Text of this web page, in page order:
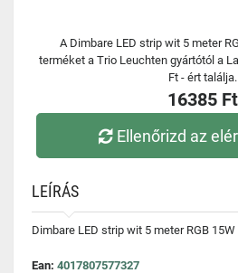
A Dimbare LED strip wit 5 meter
terméket a Trio Leuchten gyártótól a
Ft - ért találja.
16385 Ft
Ellenőrizd az
LEÍRÁS
Dimbare LED strip wit 5 meter RGB
Ean: 4017807577327